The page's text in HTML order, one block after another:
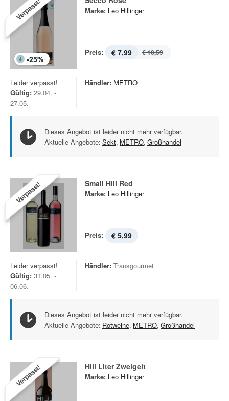
Verpasst!
-25%
Marke: Leo Hillinger
Preis: € 7,99 € 10,59
Leider verpasst!
Gültig: 29.04. -
27.05.
Händler: METRO
Dieses Angebot ist leider nicht mehr verfügbar.
Aktuelle Angebote: Sekt, METRO, Großhandel
Verpasst! Small Hill Red
Marke: Leo Hillinger
Preis: € 5,99
Leider verpasst!
Gültig: 31.05. -
06.06.
Händler: Transgourmet
Dieses Angebot ist leider nicht mehr verfügbar.
Aktuelle Angebote: Rotweine, METRO, Großhandel
Verpasst! Hill Liter Zweigelt
Marke: Leo Hillinger